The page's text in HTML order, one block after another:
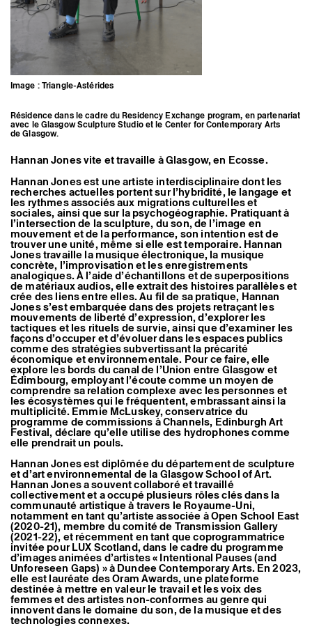
Artistes associé·es
Hors-les-murs
Ancien·nes résident·es et artistes associé·es
Image : Triangle-Astérides
Résidence dans le cadre du Residency Exchange program, en partenariat
avec le Glasgow Sculpture Studio et le Center for Contemporary Arts
de Glasgow.
Hannan Jones vite et travaille à Glasgow, en Ecosse.
Hannan Jones est une artiste interdisciplinaire dont les
recherches actuelles portent sur l’hybridité, le langage et
les rythmes associés aux migrations culturelles et
sociales, ainsi que sur la psychogéographie. Pratiquant à
l’intersection de la sculpture, du son, de l’image en
mouvement et de la performance, son intention est de
trouver une unité, même si elle est temporaire. Hannan
Jones travaille la musique électronique, la musique
concrète, l’improvisation et les enregistrements
analogiques. À l’aide d’échantillons et de superpositions
de matériaux audios, elle extrait des histoires parallèles et
crée des liens entre elles. Au fil de sa pratique, Hannan
Jones s’est embarquée dans des projets retraçant les
mouvements de liberté d’expression, d’explorer les
tactiques et les rituels de survie, ainsi que d’examiner les
façons d’occuper et d’évoluer dans les espaces publics
comme des stratégies subvertissant la précarité
économique et environnementale. Pour ce faire, elle
explore les bords du canal de l’Union entre Glasgow et
Édimbourg, employant l’écoute comme un moyen de
comprendre sa relation complexe avec les personnes et
les écosystèmes qui le fréquentent, embrassant ainsi la
multiplicité. Emmie McLuskey, conservatrice du
programme de commissions à Channels, Edinburgh Art
Festival, déclare qu’elle utilise des hydrophones comme
elle prendrait un pouls.
Hannan Jones est diplômée du département de sculpture
et d’art environnemental de la Glasgow School of Art.
Hannan Jones a souvent collaboré et travaillé
collectivement et a occupé plusieurs rôles clés dans la
communauté artistique à travers le Royaume-Uni,
notamment en tant qu’artiste associée à Open School East
(2020-21), membre du comité de Transmission Gallery
(2021-22), et récemment en tant que coprogrammatrice
invitée pour LUX Scotland, dans le cadre du programme
d’images animées d’artistes « Intentional Pauses (and
Unforeseen Gaps) » à Dundee Contemporary Arts. En 2023,
elle est lauréate des Oram Awards, une plateforme
destinée à mettre en valeur le travail et les voix des
femmes et des artistes non-conformes au genre qui
innovent dans le domaine du son, de la musique et des
technologies connexes.